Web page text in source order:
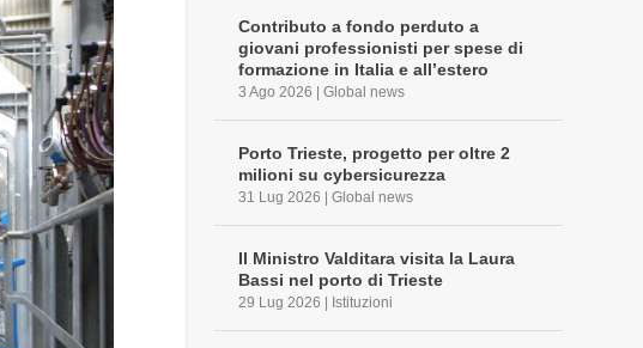
Contributo a fondo perduto a
giovani professionisti per spese di
formazione in Italia e all’estero
3 Ago 2026 |Global news
Porto Trieste, progetto per oltre 2
milioni su cybersicurezza
31 Lug 2026 |Global news
Il Ministro Valditara visita la Laura
Bassi nel porto di Trieste
29 Lug 2026 Istituzioni